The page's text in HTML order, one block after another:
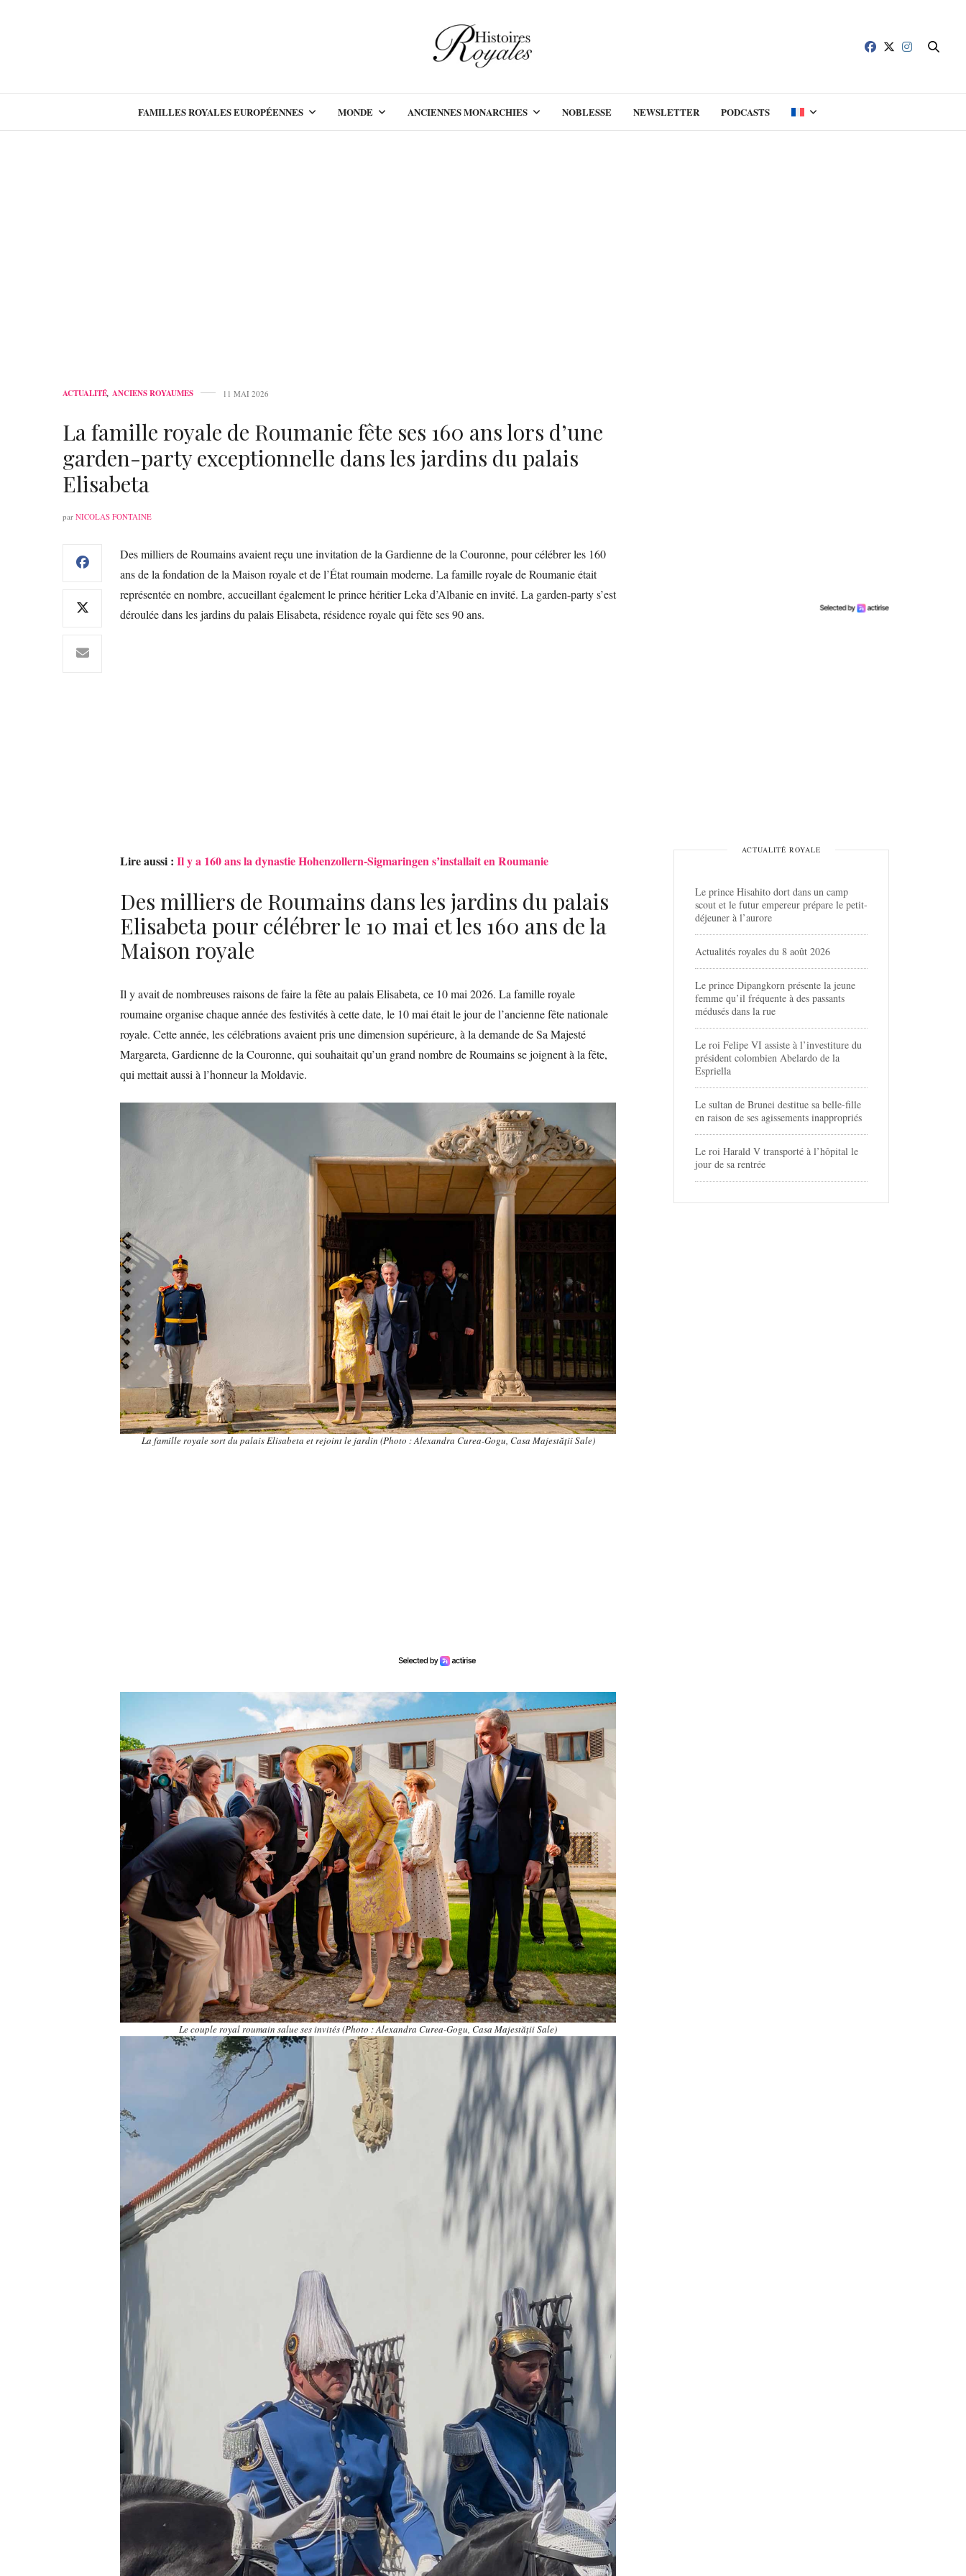
FAMILLES ROYALES EUROPÉENNES MONDE ANCIENNES MONARCHIES NOBLESSE NEWSLETTER PODCASTS
ACTUALITÉ, ANCIENS ROYAUMES 11 MAI 2026
La famille royale de Roumanie fête ses 160 ans lors d’une
garden-party exceptionnelle dans les jardins du palais
Elisabeta
par NICOLAS FONTAINE
Des milliers de Roumains avaient reçu une invitation de la Gardienne de la Couronne, pour célébrer les 160
ans de la fondation de la Maison royale et de l’État roumain moderne. La famille royale de Roumanie était
représentée en nombre, accueillant également le prince héritier Leka d’Albanie en invité. La garden-party s’est
déroulée dans les jardins du palais Elisabeta, résidence royale qui fête ses 90 ans.
Lire aussi : Il y a 160 ans la dynastie Hohenzollern-Sigmaringen s’installait en Roumanie
Des milliers de Roumains dans les jardins du palais
Elisabeta pour célébrer le 10 mai et les 160 ans de la
Maison royale
Il y avait de nombreuses raisons de faire la fête au palais Elisabeta, ce 10 mai 2026. La famille royale
roumaine organise chaque année des festivités à cette date, le 10 mai était le jour de l’ancienne fête nationale
royale. Cette année, les célébrations avaient pris une dimension supérieure, à la demande de Sa Majesté
Margareta, Gardienne de la Couronne, qui souhaitait qu’un grand nombre de Roumains se joignent à la fête,
qui mettait aussi à l’honneur la Moldavie.
La famille royale sort du palais Elisabeta et rejoint le jardin (Photo : Alexandra Curea-Gogu, Casa Majestății Sale)
Le couple royal roumain salue ses invités (Photo : Alexandra Curea-Gogu, Casa Majestății Sale)
ACTUALITÉ ROYALE
Le prince Hisahito dort dans un camp
scout et le futur empereur prépare le petit-
déjeuner à l’aurore
Actualités royales du 8 août 2026
Le prince Dipangkorn présente la jeune
femme qu’il fréquente à des passants
médusés dans la rue
Le roi Felipe VI assiste à l’investiture du
président colombien Abelardo de la
Espriella
Le sultan de Brunei destitue sa belle-fille
en raison de ses agissements inappropriés
Le roi Harald V transporté à l’hôpital le
jour de sa rentrée